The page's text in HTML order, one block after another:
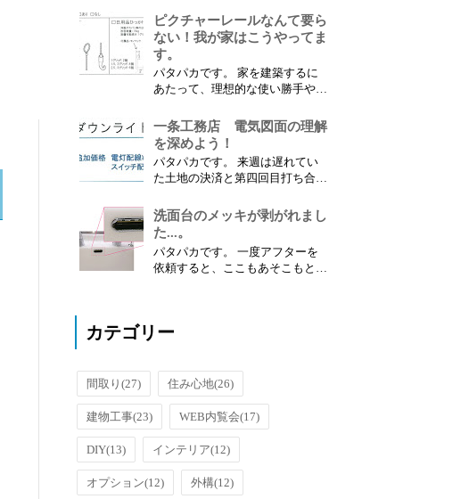
ピクチャーレールなんて要ら
ない！我が家はこうやってま
す。
パタパカです。 家を建築するに
あたって、理想的な使い勝手や好
ンも人それぞれだと思います。
採用しなかったオプションは素直
に諦めるしかないのかもしれませ
んが、中にはDIYして 代替品を取
り付けることも可能 な場合があ
一条工務店 電気図面の理解
を深めよう！
パタパカです。 来週は遅れてい
た土地の決済と第四回目打ち合わ
す。 今から気合を入れて準備し
たいと思います。 １．電気図面
が提案されました 先日、設計士
から修正された最新の間取り図面
と電気図面をいただきました。
洗面台のメッキが剥がれまし
た...。
パタパカです。 一度アフターを
依頼すると、ここもあそこもと
レポートします。 １．補修箇所
ているのです...
カテゴリー
間取り (27) 住み心地(26)
建物工事(23) WEB内覧会(17)
DIY(13) インテリア(12)
オプション(12) 外構(12)